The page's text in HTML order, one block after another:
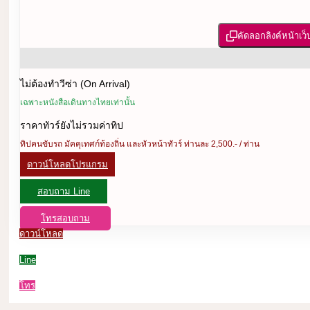
คัดลอกลิงค์หน้าเว็
ไม่ต้องทำวีซ่า (On Arrival)
เฉพาะหนังสือเดินทางไทยเท่านั้น
ราคาทัวร์ยังไม่รวมค่าทิป
ทิปคนขับรถ มัคคุเทศก์ท้องถิ่น และหัวหน้าทัวร์ ท่านละ 2,500.- / ท่าน
ดาวน์โหลดโปรแกรม
สอบถาม Line
โทรสอบถาม
ดาวน์โหลด
Line
โทร